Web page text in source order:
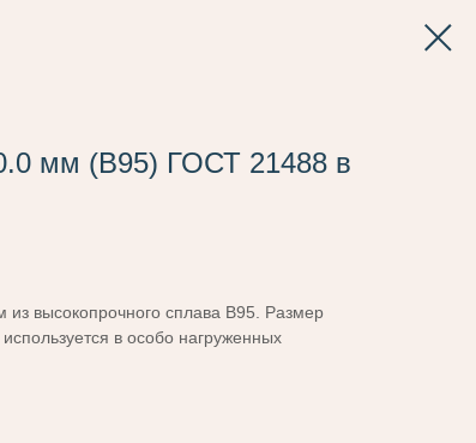
мм (В95) ГОСТ 21488 в
высокопрочного сплава В95. Размер
в особо нагруженных